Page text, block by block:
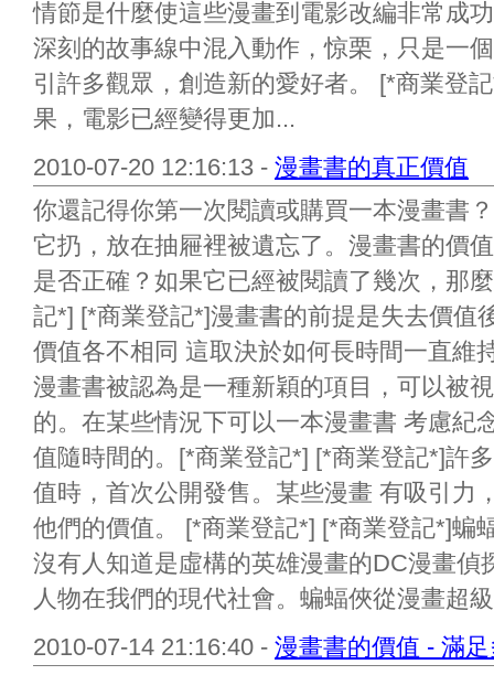
情節是什麼使這些漫畫到電影改編非常成
深刻的故事線中混入動作，惊栗，只是一
引許多觀眾，創造新的愛好者。 [*商業登
果，電影已經變得更加...
2010-07-20 12:16:13 - 漫畫書的真正價值
你還記得你第一次閱讀或購買一本漫畫書
它扔，放在抽屜裡被遺忘了。漫畫書的價
是否正確？如果它已經被閱讀了幾次，那
記*] [*商業登記*]漫畫書的前提是失去價值
價值各不相同 這取決於如何長時間一直維
漫畫書被認為是一種新穎的項目，可以被
的。在某些情況下可以一本漫畫書 考慮紀
值隨時間的。[*商業登記*] [*商業登記*]許
值時，首次公開發售。某些漫畫 有吸引力
他們的價值。 [*商業登記*] [*商業登記*]蝙
沒有人知道是虛構的英雄漫畫的DC漫畫偵
人物在我們的現代社會。蝙蝠俠從漫畫超
2010-07-14 21:16:40 - 漫畫書的價值 - 滿